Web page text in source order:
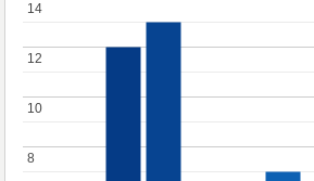
8
8
10
10
12
12
14
14